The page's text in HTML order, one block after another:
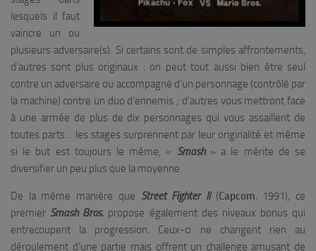
lesquels il faut
vaincre un ou
plusieurs adversaire(s). Si certains sont de simples affrontements,
d’autres sont plus originaux : on peut tout aussi bien être seul
contre un adversaire ou accompagné d’un personnage (contrôlé par
la machine) contre un duo d’ennemis ; d’autres vous mettront face
à une armée de plus de dix personnages qui vous assaillent de
toutes parts… les stages surprennent par leur originalité et même
si le but est toujours le même, « Smash» a le mérite de se
diversifier un peu plus que la moyenne.
De la même manière que Street Fighter II(Capcom, 1991), ce
premier Smash Bros. propose également des niveaux bonus qui
entrecoupent la progression. Ceux-ci ne changent rien au
déroulement d’une partie mais offrent un challenge amusant de